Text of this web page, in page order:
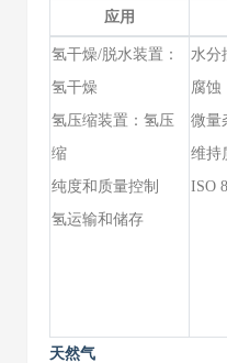
应用
氢干燥/脱水装置：
氢干燥
氢压缩装置：氢压
缩
纯度和质量控制
氢运输和储存
水分
腐蚀
微量
维持
ISO
天然气